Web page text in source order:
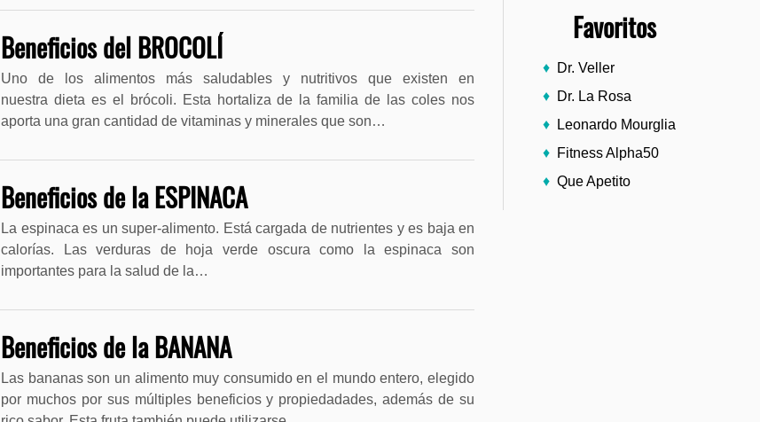
Favoritos
Dr. Veller
Dr. La Rosa
Leonardo Mourglia
Fitness Alpha50
Que Apetito
Beneficios del BROCOLÍ
Uno de los alimentos más saludables y nutritivos que existen en
nuestra dieta es el brócoli. Esta hortaliza de la familia de las coles nos
aporta una gran cantidad de vitaminas y minerales que son…
Beneficios de la ESPINACA
La espinaca es un super-alimento. Está cargada de nutrientes y es baja en
calorías. Las verduras de hoja verde oscura como la espinaca son
importantes para la salud de la…
Beneficios de la BANANA
Las bananas son un alimento muy consumido en el mundo entero, elegido
por muchos por sus múltiples beneficios y propiedadades, además de su